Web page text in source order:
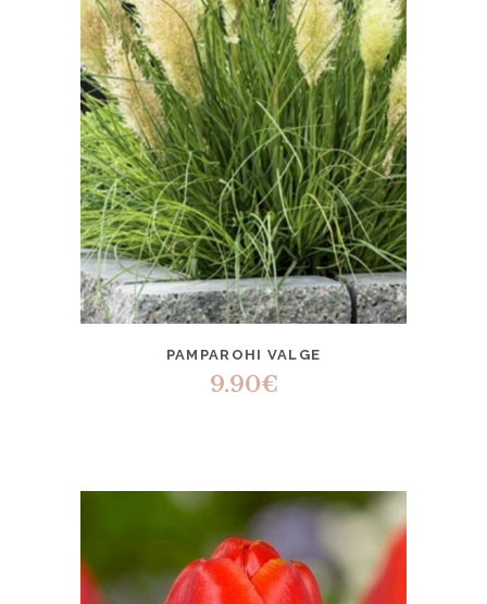
PAMPAROHI VALGE
9.90€